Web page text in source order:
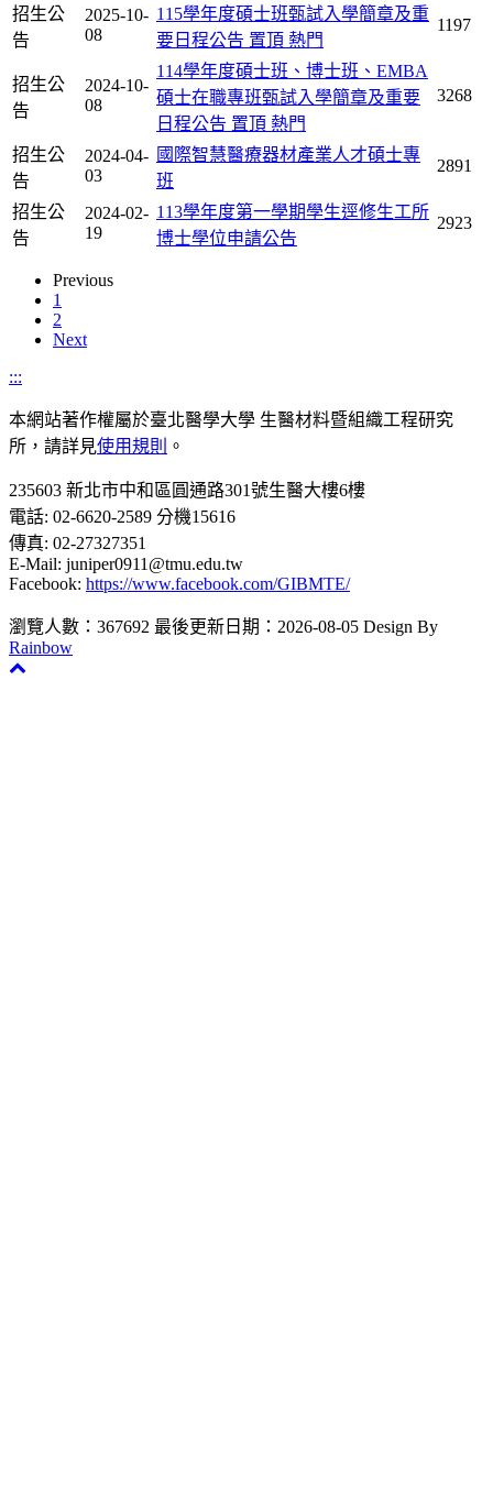
招生公
告
2025-10-
08
115學年度碩士班甄試入學簡章及重
要日程公告 置頂 熱門
1197
招生公
告
2024-10-
08
114學年度碩士班、博士班、EMBA
碩士在職專班甄試入學簡章及重要
日程公告 置頂 熱門
3268
招生公
告
2024-04-
03
國際智慧醫療器材產業人才碩士專
班
2891
招生公
告
2024-02-
19
113學年度第一學期學生逕修生工所
博士學位申請公告
2923
Previous
1
2
Next
:::
本網站著作權屬於臺北醫學大學 生醫材料暨組織工程研究
所，請詳見使用規則 。
235603 新北市中和區圓通路301號生醫大樓6樓
電話: 02-6620-2589 分機15616
傳真: 02-27327351
E-Mail: juniper0911@tmu.edu.tw
Facebook: https://www.facebook.com/GIBMTE/
瀏覽人數：367692 最後更新日期：2026-08-05 Design By
Rainbow